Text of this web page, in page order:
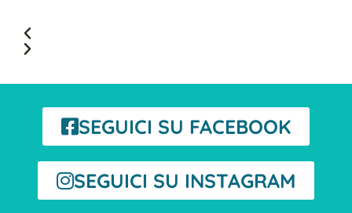
SEGUICI SU FACEBOOK
SEGUICI SU INSTAGRAM